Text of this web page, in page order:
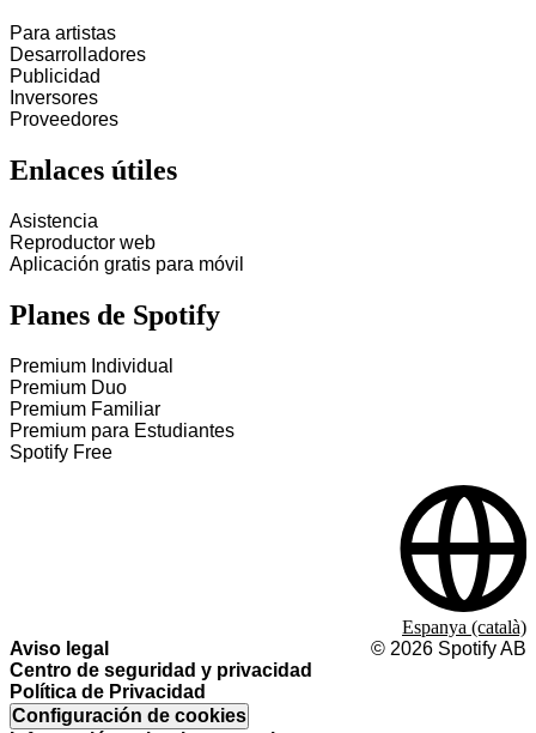
Para artistas
Desarrolladores
Publicidad
Inversores
Proveedores
Enlaces útiles
Asistencia
Reproductor web
Aplicación gratis para móvil
Planes de Spotify
Premium Individual
Premium Duo
Premium Familiar
Premium para Estudiantes
Spotify Free
Aviso legal
Centro de seguridad y privacidad
Política de Privacidad
Configuración de cookies
© 2026 Spotify AB
Espanya (català)